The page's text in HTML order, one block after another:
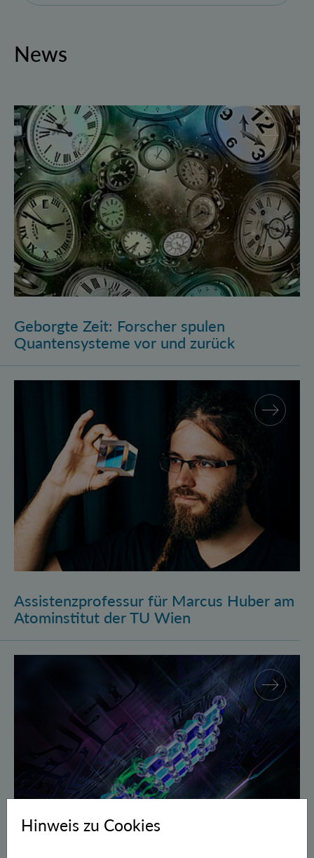
News
Geborgte Zeit: Forscher spulen Quantensysteme vor
Geborgte Zeit: Forscher spulen
Quantensysteme vor und zurück
Assistenzprofessur für Marcus Huber am
Atominstitut der TU Wien
Gegen Fehler geschützte Quantenbits verschränkt
Hinweis zu Cookies